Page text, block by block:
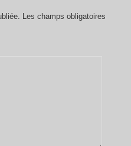
Les champs obligatoires